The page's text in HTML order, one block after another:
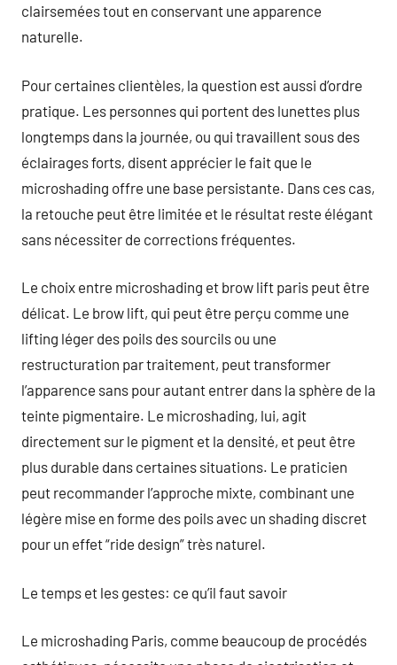
clairsemées tout en conservant une apparence
naturelle.
Pour certaines clientèles, la question est aussi d’ordre
pratique. Les personnes qui portent des lunettes plus
longtemps dans la journée, ou qui travaillent sous des
éclairages forts, disent apprécier le fait que le
microshading offre une base persistante. Dans ces cas,
la retouche peut être limitée et le résultat reste élégant
sans nécessiter de corrections fréquentes.
Le choix entre microshading et brow lift paris peut être
délicat. Le brow lift, qui peut être perçu comme une
lifting léger des poils des sourcils ou une
restructuration par traitement, peut transformer
l’apparence sans pour autant entrer dans la sphère de la
teinte pigmentaire. Le microshading, lui, agit
directement sur le pigment et la densité, et peut être
plus durable dans certaines situations. Le praticien
peut recommander l’approche mixte, combinant une
légère mise en forme des poils avec un shading discret
pour un effet “ride design” très naturel.
Le temps et les gestes: ce qu’il faut savoir
Le microshading Paris, comme beaucoup de procédés